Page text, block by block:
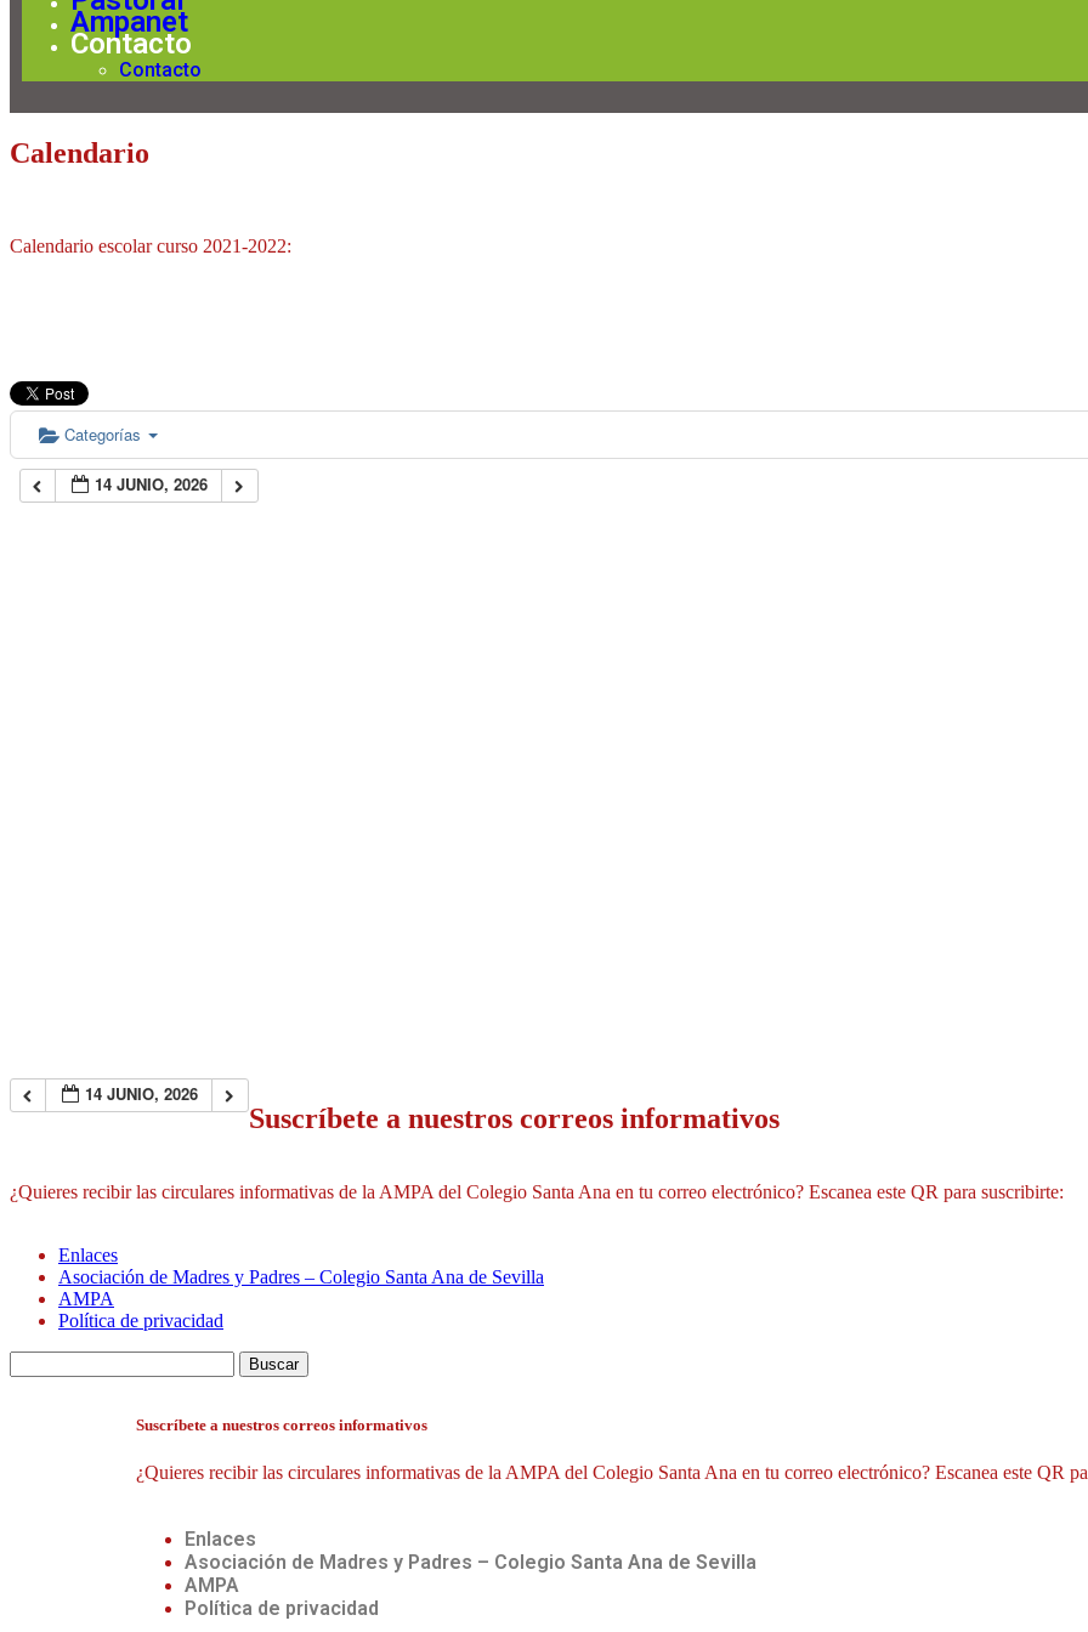
Ampanet
Contacto
Contacto
Calendario
Calendario escolar curso 2021-2022:
Categorías
14 JUNIO, 2026
14 JUNIO, 2026
Suscríbete a nuestros correos informativos
¿Quieres recibir las circulares informativas de la AMPA del Colegio Santa Ana en tu correo electrónico? Escanea este QR para suscribirte:
Enlaces
Asociación de Madres y Padres – Colegio Santa Ana de Sevilla
AMPA
Política de privacidad
Suscríbete a nuestros correos informativos
¿Quieres recibir las circulares informativas de la AMPA del Colegio Santa Ana en tu correo electrónico? Escanea este QR
Enlaces
Asociación de Madres y Padres – Colegio Santa Ana de Sevilla
AMPA
Política de privacidad